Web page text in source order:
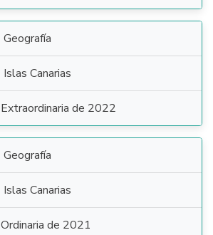
Geografía
Islas Canarias
Extraordinaria de 2022
Geografía
Islas Canarias
Ordinaria de 2021